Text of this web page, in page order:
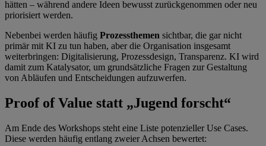
hätten – während andere Ideen bewusst zurückgenommen oder neu
priorisiert werden.
Nebenbei werden häufig Prozessthemen sichtbar, die gar nicht
primär mit KI zu tun haben, aber die Organisation insgesamt
weiterbringen: Digitalisierung, Prozessdesign, Transparenz. KI wird
damit zum Katalysator, um grundsätzliche Fragen zur Gestaltung
von Abläufen und Entscheidungen aufzuwerfen.
Proof of Value statt „Jugend forscht“
Am Ende des Workshops steht eine Liste potenzieller Use Cases.
Diese werden häufig entlang zweier Achsen bewertet: